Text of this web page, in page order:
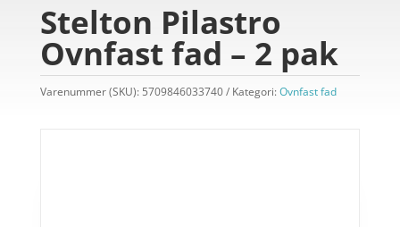
Stelton Pilastro
Ovnfast fad – 2 pak
Varenummer (SKU): 5709846033740 Kategori:Ovnfast fad